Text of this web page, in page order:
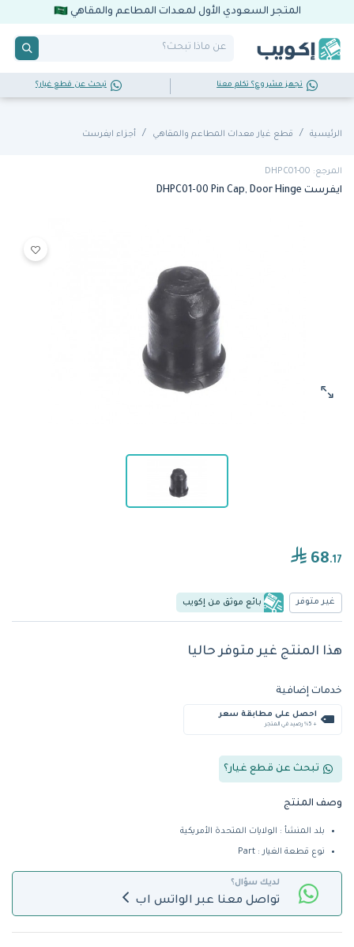
المتجر السعودي الأول لمعدات المطاعم والمقاهي
تجهز مشروع؟ تكلم معنا تبحث عن قطع غيار؟
الرئيسية قطع غيار معدات المطاعم والمقاهي أجزاء ايفرست
المرجع: DHPC01-00
ايفرست DHPC01-00 Pin Cap, Door Hinge
68.17
غير متوفر بائع موثق من إكويب
هذا المنتج غير متوفر حاليا
خدمات إضافية
احصل على مطابقة سعر
+ %5 رصيد في المتجر
تبحث عن قطع غيار؟
وصف المنتج
بلد المنشأ : الولايات المتحدة الأمريكية
نوع قطعة الغيار : Part
لديك سؤال؟
تواصل معنا عبر الواتس اب